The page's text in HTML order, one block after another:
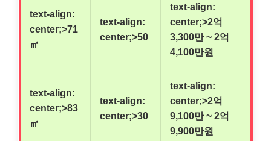
text-align:
center;>71
㎡
text-align:
center;>50
text-align:
center;>2억
3,300만 ~ 2억
4,100만원
text-align:
center;>83
㎡
text-align:
center;>30
text-align:
center;>2억
9,100만 ~ 2억
9,900만원